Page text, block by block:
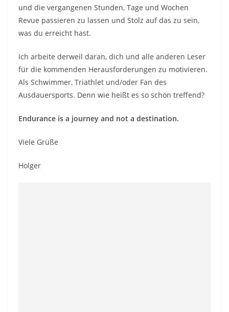
und die vergangenen Stunden, Tage und Wochen
Revue passieren zu lassen und Stolz auf das zu sein,
was du erreicht hast.
Ich arbeite derweil daran, dich und alle anderen Leser
für die kommenden Herausforderungen zu motivieren.
Als Schwimmer, Triathlet und/oder Fan des
Ausdauersports. Denn wie heißt es so schön treffend?
Endurance is a journey and not a destination.
Viele Grüße
Holger